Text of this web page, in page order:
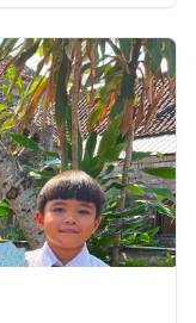
resep
pangan
bergizi,